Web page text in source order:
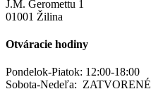
J.M. Geromettu 1
01001 Žilina
Otváracie hodiny
Pondelok-Piatok: 12:00-18:00
Sobota-Nedeľa: ZATVORENÉ